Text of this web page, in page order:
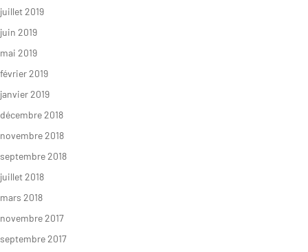
juillet 2019
juin 2019
mai 2019
février 2019
janvier 2019
décembre 2018
novembre 2018
septembre 2018
juillet 2018
mars 2018
novembre 2017
septembre 2017